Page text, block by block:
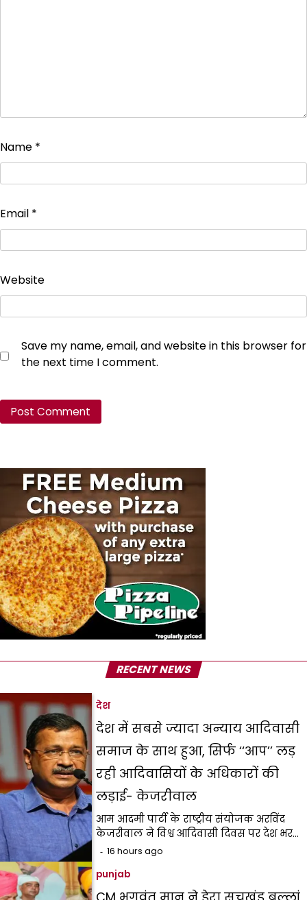
Name *
Email *
Website
Save my name, email, and website in this browser for
the next time I comment.
RECENT NEWS
देश
देश में सबसे ज्यादा अन्याय आदिवासी
समाज के साथ हुआ, सिर्फ ‘‘आप’’ लड़
रही आदिवासियों के अधिकारों की
लड़ाई- केजरीवाल
आम आदमी पार्टी के राष्ट्रीय संयोजक अरविंद
केजरीवाल ने विश्व आदिवासी दिवस पर देश भर…
16 hours ago
punjab